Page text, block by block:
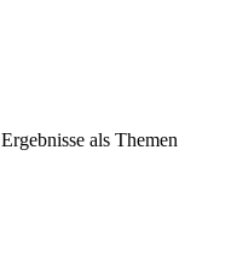
Ergebnisse als Themen